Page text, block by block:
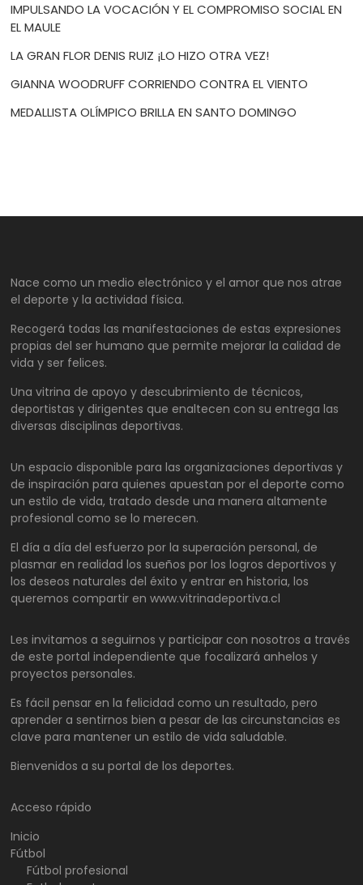
IMPULSANDO LA VOCACIÓN Y EL COMPROMISO SOCIAL EN
EL MAULE
LA GRAN FLOR DENIS RUIZ ¡LO HIZO OTRA VEZ!
GIANNA WOODRUFF CORRIENDO CONTRA EL VIENTO
MEDALLISTA OLÍMPICO BRILLA EN SANTO DOMINGO
Nace como un medio electrónico y el amor que nos atrae
el deporte y la actividad física.
Recogerá todas las manifestaciones de estas expresiones
propias del ser humano que permite mejorar la calidad de
vida y ser felices.
Una vitrina de apoyo y descubrimiento de técnicos,
deportistas y dirigentes que enaltecen con su entrega las
diversas disciplinas deportivas.
Un espacio disponible para las organizaciones deportivas y
de inspiración para quienes apuestan por el deporte como
un estilo de vida, tratado desde una manera altamente
profesional como se lo merecen.
El día a día del esfuerzo por la superación personal, de
plasmar en realidad los sueños por los logros deportivos y
los deseos naturales del éxito y entrar en historia, los
queremos compartir en www.vitrinadeportiva.cl
Les invitamos a seguirnos y participar con nosotros a través
de este portal independiente que focalizará anhelos y
proyectos personales.
Es fácil pensar en la felicidad como un resultado, pero
aprender a sentirnos bien a pesar de las circunstancias es
clave para mantener un estilo de vida saludable.
Bienvenidos a su portal de los deportes.
Acceso rápido
Inicio
Fútbol
Fútbol profesional